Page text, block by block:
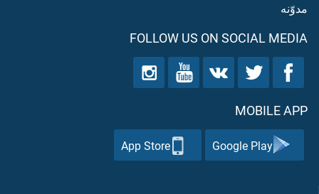
مدوّنه
FOLLOW US ON SOCIAL MEDIA
MOBILE APP
Google Play
App Store